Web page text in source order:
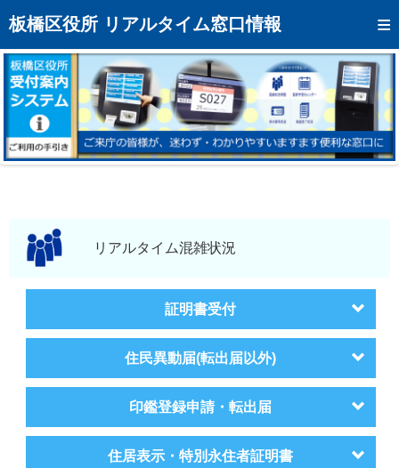
板橋区役所 リアルタイム窓口情報
トップページへ
混雑予想カレンダー
リアルタイム混雑状況
リアルタイム受付番号状況
メール通知登録
モバイルサイトリアルタイム混雑状況
証明書受付
住民異動届(転出届以外)
印鑑登録申請・転出届
住居表示・特別永住者証明書